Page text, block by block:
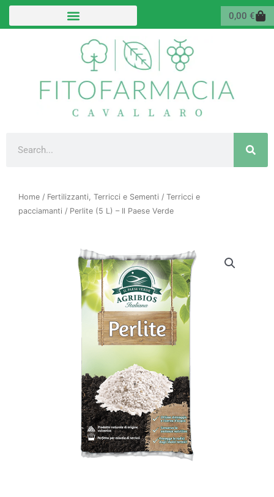
Vai
0,00 €
Home / Fertilizzanti, Terricci e Sementi / Terricci e
pacciamanti / Perlite (5 L) – Il Paese Verde